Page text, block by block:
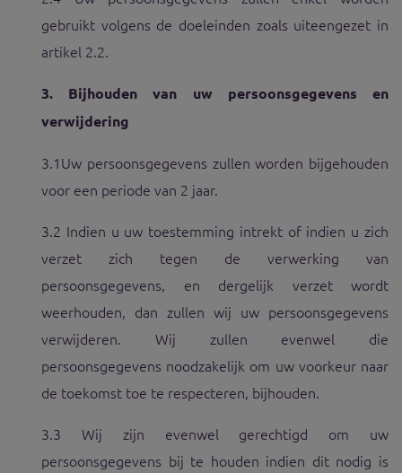
gebruikt volgens de doeleinden zoals uiteengezet in
artikel 2.2.
3.
Bijhouden van uw persoonsgegevens en
verwijdering
3.1Uw persoonsgegevens zullen worden bijgehouden
voor een periode van 2 jaar.
3.2 Indien u uw toestemming intrekt of indien u zich
verzet zich tegen de verwerking van
persoonsgegevens, en dergelijk verzet wordt
weerhouden, dan zullen wij uw persoonsgegevens
verwijderen. Wij zullen evenwel die
persoonsgegevens noodzakelijk om uw voorkeur naar
de toekomst toe te respecteren, bijhouden.
3.3 Wij zijn evenwel gerechtigd om uw
persoonsgegevens bij te houden indien dit nodig is